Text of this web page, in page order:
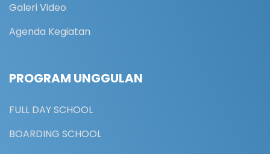
Galeri Video
Agenda Kegiatan
PROGRAM UNGGULAN
FULL DAY SCHOOL
BOARDING SCHOOL